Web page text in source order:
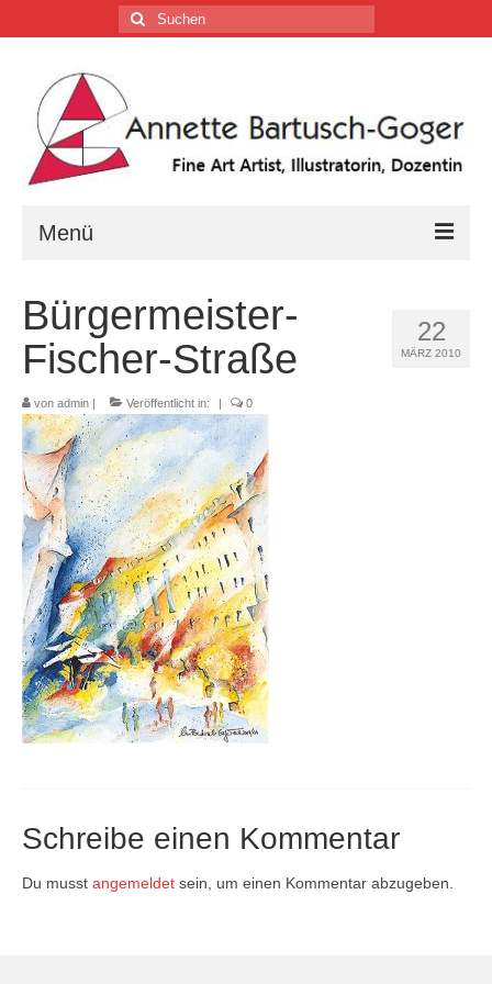
Suchen
nach:
Menü
Galerien …
Firmenkalender …
Firmenkalender 2026
Firmenkalender 2025
Firmenkalender 2024
Firmenkalender 2023
Firmenkalender 2022
Firmenkalender 2021
Firmenkalender 2019
Firmenkalender 2018
22
MÄRZ 2010
Bürgermeister-
Fischer-Straße
von admin | Veröffentlicht in: | 0
Schreibe einen Kommentar
Du musst angemeldet sein, um einen Kommentar abzugeben.